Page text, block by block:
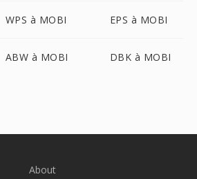
WPS à MOBI EPS à MOBI
ABW à MOBI DBK à MOBI
About